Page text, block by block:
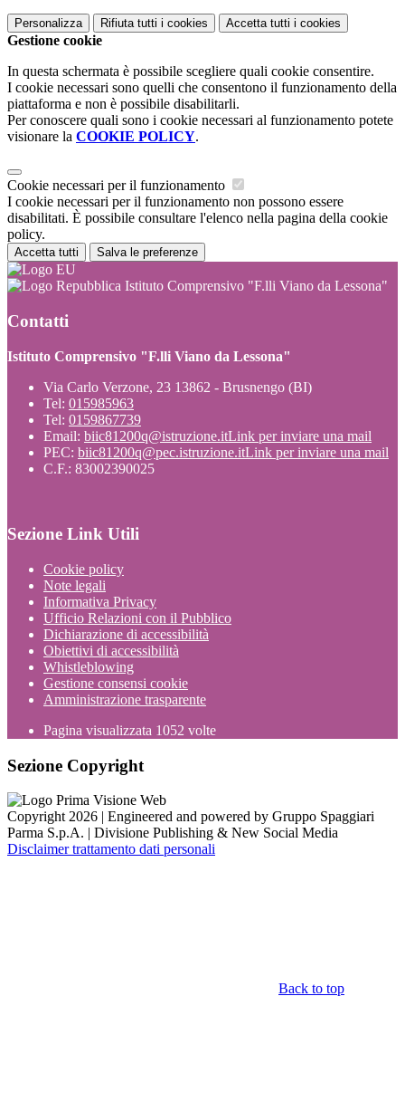
Personalizza Rifiuta tutti i cookies Accetta tutti i cookies
Gestione cookie
In questa schermata è possibile scegliere quali cookie consentire.
I cookie necessari sono quelli che consentono il funzionamento della
piattaforma e non è possibile disabilitarli.
Per conoscere quali sono i cookie necessari al funzionamento potete
visionare la COOKIE POLICY.
Cookie necessari per il funzionamento
I cookie necessari per il funzionamento non possono essere
disabilitati. È possibile consultare l'elenco nella pagina della cookie
policy.
Accetta tutti Salva le preferenze
Istituto Comprensivo "F.lli Viano da Lessona"
Contatti
Istituto Comprensivo "F.lli Viano da Lessona"
Via Carlo Verzone, 23 13862 - Brusnengo (BI)
Tel: 015985963
Tel: 0159867739
Email: biic81200q@istruzione.itLink per inviare una mail
PEC: biic81200q@pec.istruzione.itLink per inviare una mail
C.F.: 83002390025
Sezione Link Utili
Cookie policy
Note legali
Informativa Privacy
Ufficio Relazioni con il Pubblico
Dichiarazione di accessibilità
Obiettivi di accessibilità
Whistleblowing
Gestione consensi cookie
Amministrazione trasparente
Pagina visualizzata 1052 volte
Sezione Copyright
Copyright 2026 | Engineered and powered by Gruppo Spaggiari
Parma S.p.A. | Divisione Publishing & New Social Media
Disclaimer trattamento dati personali
Back to top